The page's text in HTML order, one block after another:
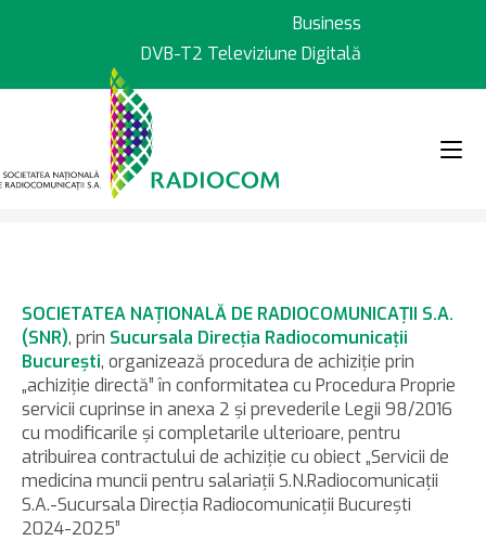
Business
DVB-T2 Televiziune Digitală
> Anunțuri achiziții
SOCIETATEA NAŢIONALĂ DE RADIOCOMUNICAŢII S.A.
(SNR), prin Sucursala Direcţia Radiocomunicaţii
Bucureşti, organizează procedura de achiziţie prin
„achiziţie directă” în conformitatea cu Procedura Proprie
servicii cuprinse in anexa 2 şi prevederile Legii 98/2016
cu modificarile şi completarile ulterioare, pentru
atribuirea contractului de achiziţie cu obiect „Servicii de
medicina muncii pentru salariaţii S.N.Radiocomunicaţii
S.A.-Sucursala Direcţia Radiocomunicaţii Bucureşti
2024-2025”